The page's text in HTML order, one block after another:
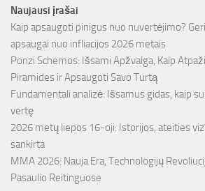
Naujausi įrašai
Kaip apsaugoti pinigus nuo nuvertėjimo?
apsaugai nuo infliacijos 2026 metais
Ponzi Schemos: Išsami Apžvalga, Kaip
Piramides ir Apsaugoti Savo Turtą
Fundamentali analizė: Išsamus gidas, kaip
vertę
2026 metų liepos 16-oji: Istorijos, ateities
sankirta
MMA 2026: Nauja Era, Technologijų
Pasaulio Reitinguose